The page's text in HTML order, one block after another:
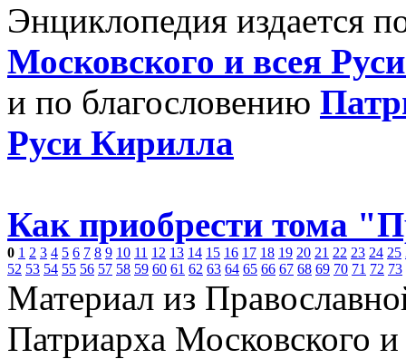
Энциклопедия издается
Московского и всея
и по благословению
Руси Кирилла
Как приобрести тома
0 1 2 3 4 5 6 7 8 9 10 11 12 13 14 15 16 17 18 19 20 21 22 23 24 25
52 53 54 55 56 57 58 59 60 61 62 63 64 65 66 67 68 69 70 71 72 73
Материал из
Патриарха Московского